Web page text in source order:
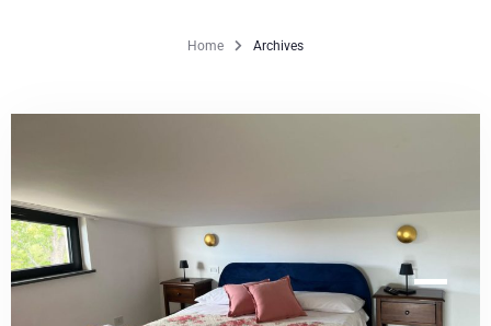
Home Archives